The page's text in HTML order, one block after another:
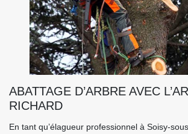
ABATTAGE D’ARBRE AVEC
RICHARD
En tant qu’élagueur professionnel à Soisy-